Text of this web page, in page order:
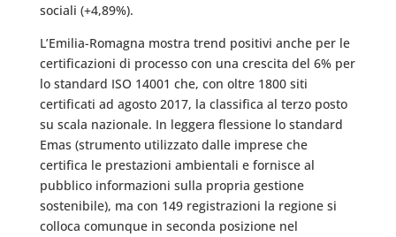
sociali (+4,89%).
L’Emilia-Romagna mostra trend positivi anche per le
certificazioni di processo con una crescita del 6% per
lo standard ISO 14001 che, con oltre 1800 siti
certificati ad agosto 2017, la classifica al terzo posto
su scala nazionale. In leggera flessione lo standard
Emas (strumento utilizzato dalle imprese che
certifica le prestazioni ambientali e fornisce al
pubblico informazioni sulla propria gestione
sostenibile), ma con 149 registrazioni la regione si
colloca comunque in seconda posizione nel